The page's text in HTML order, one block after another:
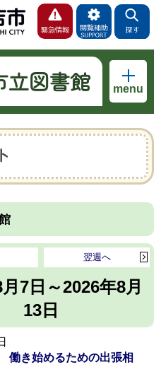
立図書館 menu
7日～2026年8月
13日
翌週へ
働き始めるための出張相